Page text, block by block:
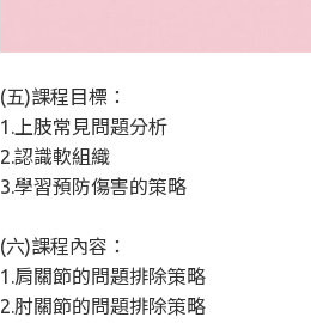
(五)課程目標：
1.上肢常見問題分析
2.認識軟組織
3.學習預防傷害的策略
(六)課程內容：
1.肩關節的問題排除策略
2.肘關節的問題排除策略